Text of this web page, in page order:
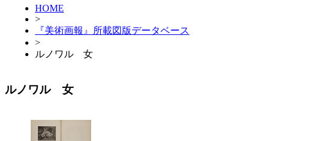
HOME
>
『美術画報』所載図版データベース
>
ルノワル 女
ルノワル 女